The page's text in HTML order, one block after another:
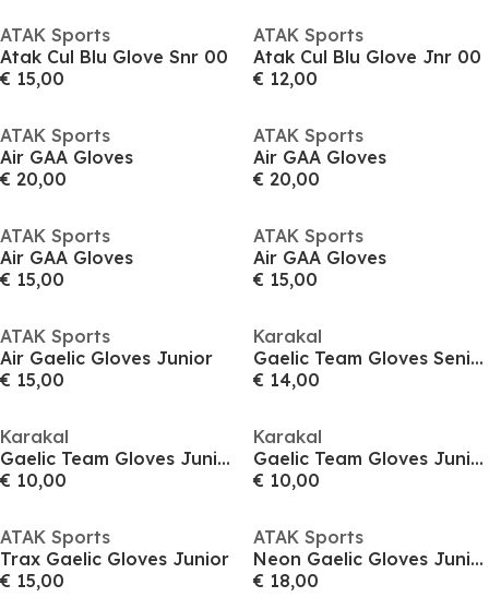
ATAK Sports
Atak Cul Blu Glove Snr 00
€ 15,00
ATAK Sports
Atak Cul Blu Glove Jnr 00
€ 12,00
ATAK Sports
Air GAA Gloves
€ 20,00
ATAK Sports
Air GAA Gloves
€ 20,00
ATAK Sports
Air GAA Gloves
€ 15,00
ATAK Sports
Air GAA Gloves
€ 15,00
ATAK Sports
Air Gaelic Gloves Junior
€ 15,00
Karakal
Gaelic Team Gloves Senior
€ 14,00
Karakal
Gaelic Team Gloves Junior
€ 10,00
Karakal
Gaelic Team Gloves Junior
€ 10,00
ATAK Sports
Trax Gaelic Gloves Junior
€ 15,00
ATAK Sports
Neon Gaelic Gloves Junior
€ 18,00